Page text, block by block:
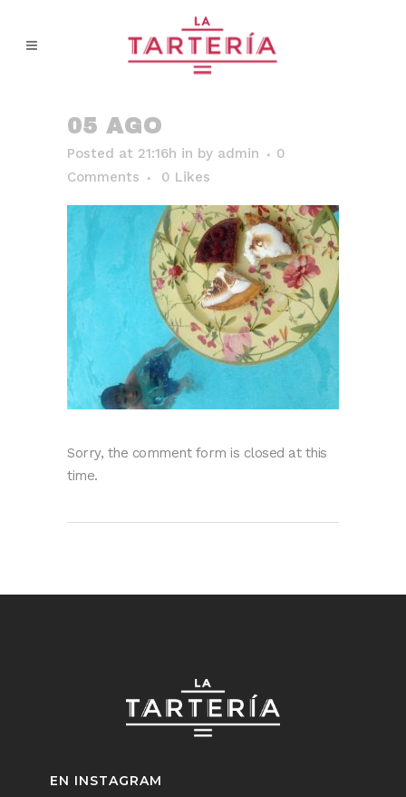
05 AGO
Posted at 21:16h in by admin
0
Comments
0 Likes
Sorry, the comment form is closed at this
time.
EN INSTAGRAM